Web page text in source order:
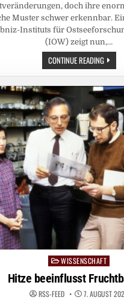
doch ihre
Muster schwer erkennbar.
Instituts für
(IOW) zeigt nun,…
CONTINUE READING
LESEN
WIE
BUCH:
KI-
MACHT
IN
DER
Posted
in
WISSENSCHAFT
Hitze beeinflusst
RSS-FEED 7. AUGUST